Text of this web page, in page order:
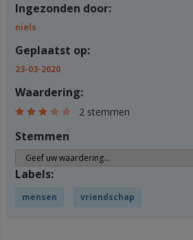
Ingezonden door:
niels
Geplaatst op:
23-03-2020
Waardering:
2 stemmen
Stemmen
Labels:
mensen vriendschap